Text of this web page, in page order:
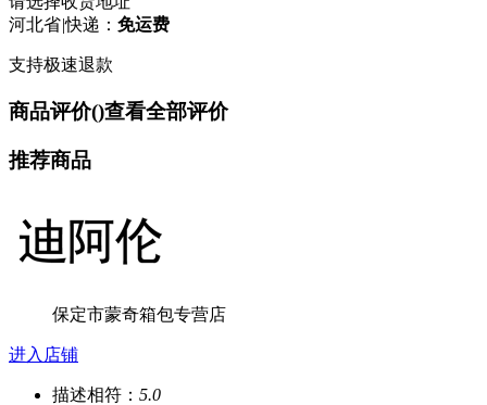
河北省|快递： 免运费
支持极速退款
商品评价()查看全部评价
推荐商品
保定市蒙奇箱包专营店
进入店铺
描述相符： 5.0